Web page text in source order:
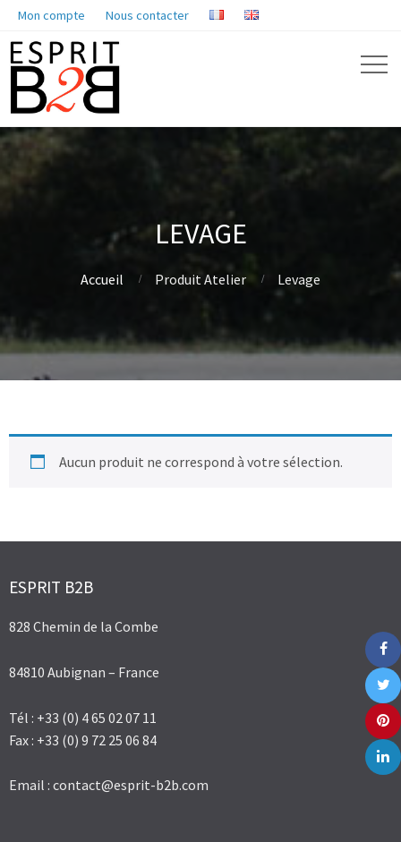
Mon compte Nous contacter
LEVAGE
Accueil Produit Atelier Levage
Aucun produit ne correspond à votre sélection.
ESPRIT B2B
828 Chemin de la Combe
84810 Aubignan – France
Tél : +33 (0) 4 65 02 07 11
Fax : +33 (0) 9 72 25 06 84
Email : contact@esprit-b2b.com